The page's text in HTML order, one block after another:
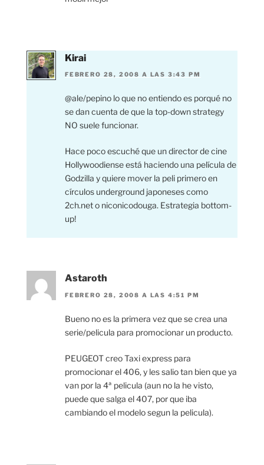
Kirai
FEBRERO 28, 2008 A LAS 3:43 PM
@ale/pepino lo que no entiendo es porqué no
se dan cuenta de que la top-down strategy
NO suele funcionar.
Hace poco escuché que un director de cine
Hollywoodiense está haciendo una película de
Godzilla y quiere mover la peli primero en
círculos underground japoneses como
2ch.net o niconicodouga. Estrategia bottom-
up!
Astaroth
FEBRERO 28, 2008 A LAS 4:51 PM
Bueno no es la primera vez que se crea una
serie/pelicula para promocionar un producto.
PEUGEOT creo Taxi express para
promocionar el 406, y les salio tan bien que ya
van por la 4ª pelicula (aun no la he visto,
puede que salga el 407, por que iba
cambiando el modelo segun la pelicula).